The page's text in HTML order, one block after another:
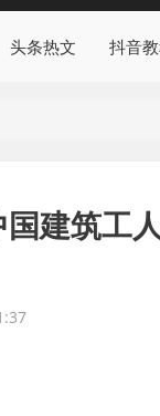
头条热文 抖音
建筑工